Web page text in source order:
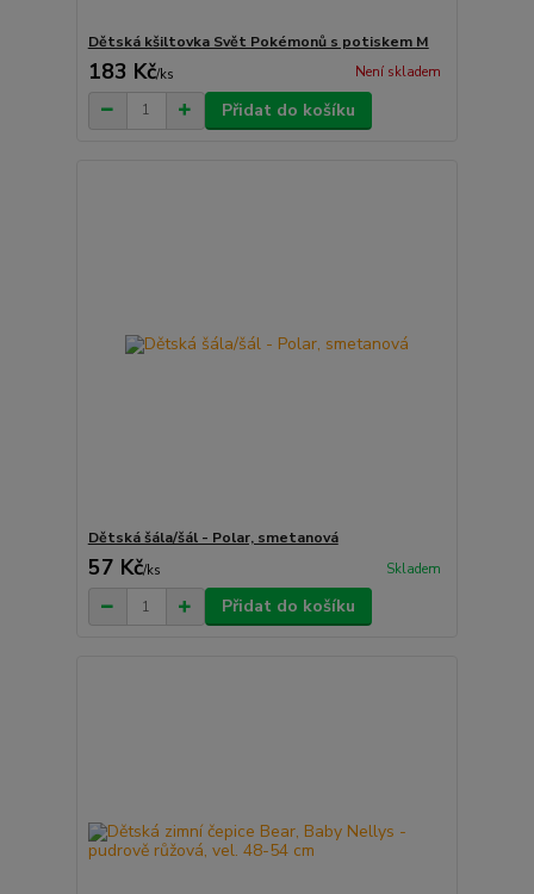
Dětská kšiltovka Svět Pokémonů s potiskem M
183 Kč/ks Není skladem
Přidat do košíku
Dětská šála/šál - Polar, smetanová
57 Kč/ks Skladem
Přidat do košíku